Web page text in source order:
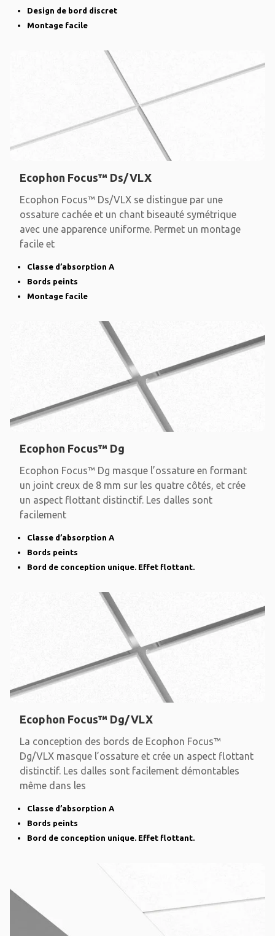
Design de bord discret
Montage facile
Ecophon Focus™ Ds/VLX
Ecophon Focus™ Ds/VLX se distingue par une
ossature cachée et un chant biseauté symétrique
avec une apparence uniforme. Permet un montage
facile et
Classe d’absorption A
Bords peints
Montage facile
Ecophon Focus™ Dg
Ecophon Focus™ Dg masque l’ossature en formant
un joint creux de 8 mm sur les quatre côtés, et crée
un aspect flottant distinctif. Les dalles sont
facilement
Classe d’absorption A
Bords peints
Bord de conception unique. Effet flottant.
Ecophon Focus™ Dg/VLX
La conception des bords de Ecophon Focus™
Dg/VLX masque l’ossature et crée un aspect flottant
distinctif. Les dalles sont facilement démontables
même dans les
Classe d’absorption A
Bords peints
Bord de conception unique. Effet flottant.